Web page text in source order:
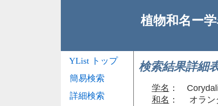
植物和名ー
検索結果詳細
学名 ：
和名 ： オラン
YList トップ
簡易検索
詳細検索